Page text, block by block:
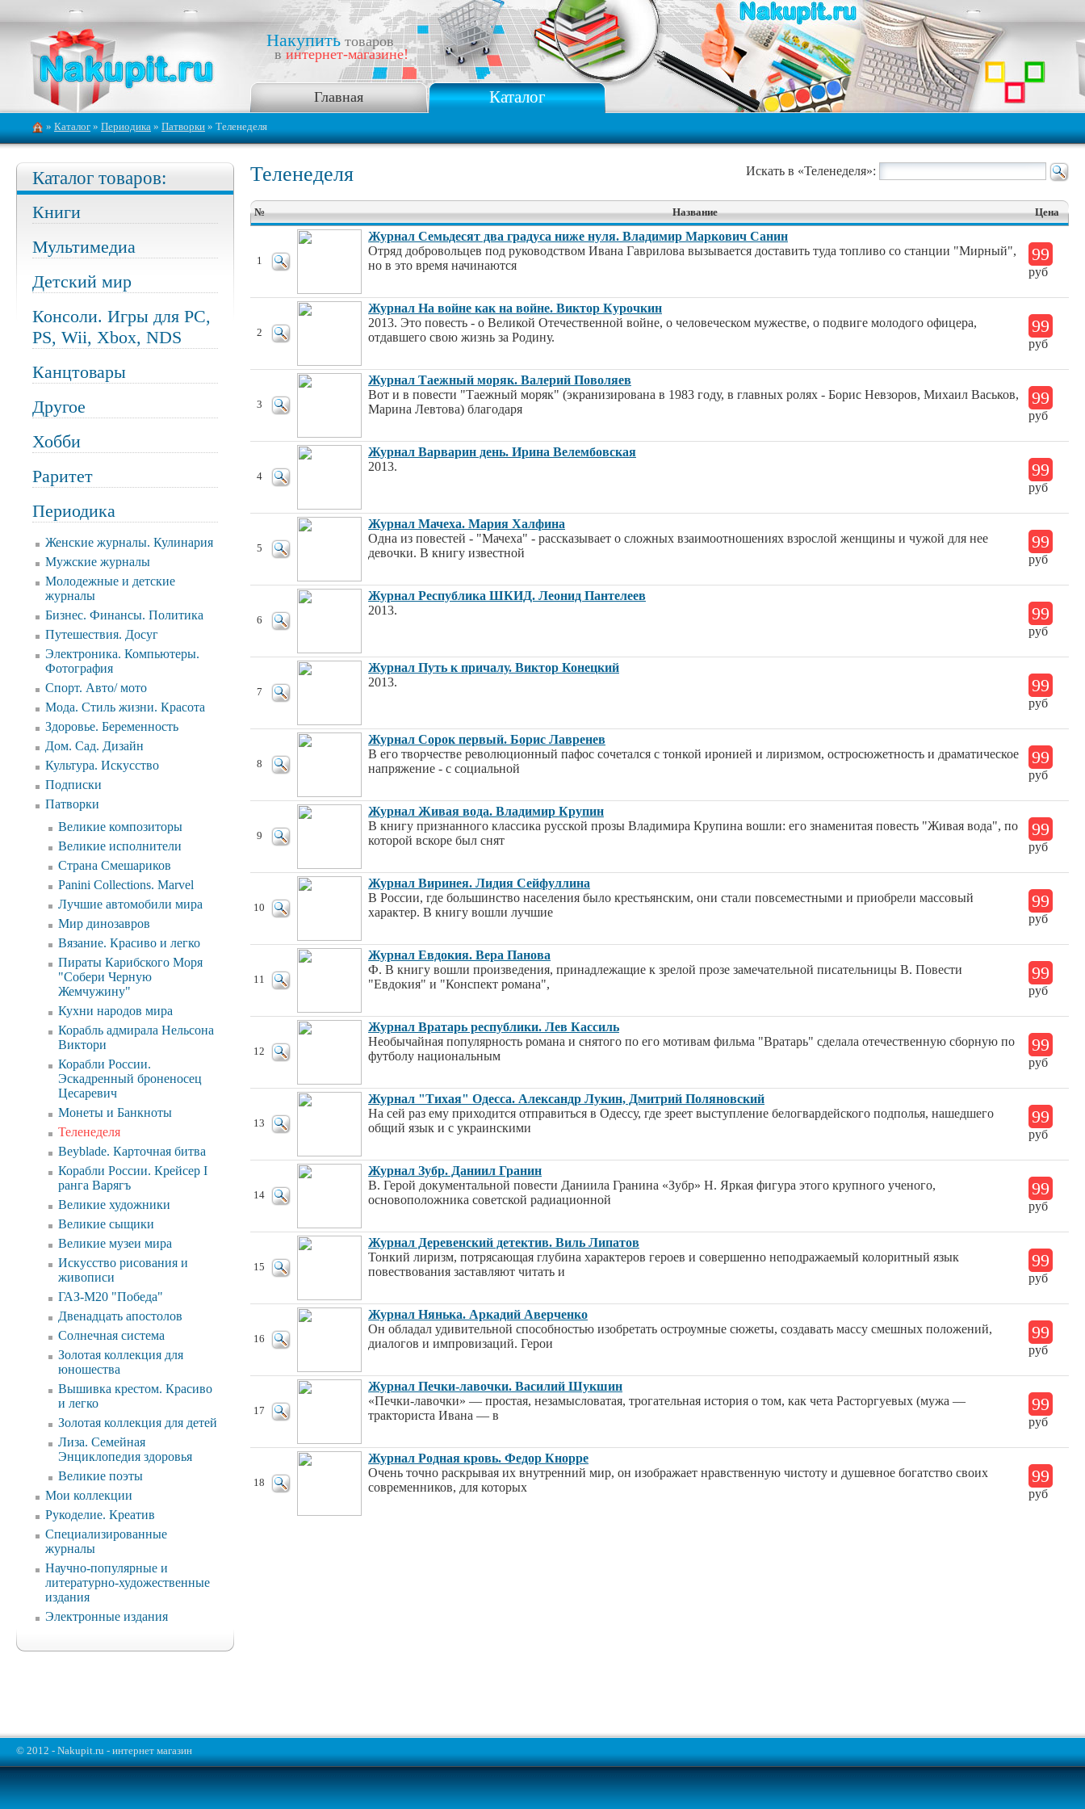
Накупить товаров
в интернет-магазине!
Главная Каталог
» Каталог » Периодика » Патворки » Теленеделя
Каталог товаров:
Книги
Мультимедиа
Детский мир
Консоли. Игры для PC,
PS, Wii, Xbox, NDS
Канцтовары
Другое
Хобби
Раритет
Периодика
Женские журналы. Кулинария
Мужские журналы
Молодежные и детские
журналы
Бизнес. Финансы. Политика
Путешествия. Досуг
Электроника. Компьютеры.
Фотография
Спорт. Авто/ мото
Мода. Стиль жизни. Красота
Здоровье. Беременность
Дом. Сад. Дизайн
Культура. Искусство
Подписки
Патворки
Великие композиторы
Великие исполнители
Страна Смешариков
Panini Collections. Marvel
Лучшие автомобили мира
Мир динозавров
Вязание. Красиво и легко
Пираты Карибского Моря
"Собери Черную
Жемчужину"
Кухни народов мира
Корабль адмирала Нельсона
Виктори
Корабли России.
Эскадренный броненосец
Цесаревич
Монеты и Банкноты
Теленеделя
Beyblade. Карточная битва
Корабли России. Крейсер I
ранга Варягъ
Великие художники
Великие сыщики
Великие музеи мира
Искусcтво рисования и
живописи
ГАЗ-М20 "Победа"
Двенадцать апостолов
Солнечная система
Золотая коллекция для
юношества
Вышивка крестом. Красиво
и легко
Золотая коллекция для детей
Лиза. Семейная
Энциклопедия здоровья
Великие поэты
Мои коллекции
Рукоделие. Креатив
Специализированные
журналы
Научно-популярные и
литературно-художественные
издания
Электронные издания
Искать в «Теленеделя»:
Теленеделя
№ Название Цена
1
Журнал Семьдесят два градуса ниже нуля. Владимир Маркович Санин
Отряд добровольцев под руководством Ивана Гаврилова вызывается доставить туда топливо со станции "Мирный",
но в это время начинаются
99
руб
2
Журнал На войне как на войне. Виктор Курочкин
2013. Это повесть - о Великой Отечественной войне, о человеческом мужестве, о подвиге молодого офицера,
отдавшего свою жизнь за Родину.
99
руб
3
Журнал Таежный моряк. Валерий Поволяев
Вот и в повести "Таежный моряк" (экранизирована в 1983 году, в главных ролях - Борис Невзоров, Михаил Васьков,
Марина Левтова) благодаря
99
руб
4
Журнал Варварин день. Ирина Велембовская
2013.
99
руб
5
Журнал Мачеха. Мария Халфина
Одна из повестей - "Мачеха" - рассказывает о сложных взаимоотношениях взрослой женщины и чужой для нее
девочки. В книгу известной
99
руб
6
Журнал Республика ШКИД. Леонид Пантелеев
2013.
99
руб
7
Журнал Путь к причалу. Виктор Конецкий
2013.
99
руб
8
Журнал Сорок первый. Борис Лавренев
В его творчестве революционный пафос сочетался с тонкой иронией и лиризмом, остросюжетность и драматическое
напряжение - с социальной
99
руб
9
Журнал Живая вода. Владимир Крупин
В книгу признанного классика русской прозы Владимира Крупина вошли: его знаменитая повесть "Живая вода", по
которой вскоре был снят
99
руб
10
Журнал Виринея. Лидия Сейфуллина
В России, где большинство населения было крестьянским, они стали повсеместными и приобрели массовый
характер. В книгу вошли лучшие
99
руб
11
Журнал Евдокия. Вера Панова
Ф. В книгу вошли произведения, принадлежащие к зрелой прозе замечательной писательницы В. Повести
"Евдокия" и "Конспект романа",
99
руб
12
Журнал Вратарь республики. Лев Кассиль
Необычайная популярность романа и снятого по его мотивам фильма "Вратарь" сделала отечественную сборную по
футболу национальным
99
руб
13
Журнал "Тихая" Одесса. Александр Лукин, Дмитрий Поляновский
На сей раз ему приходится отправиться в Одессу, где зреет выступление белогвардейского подполья, нашедшего
общий язык и с украинскими
99
руб
14
Журнал Зубр. Даниил Гранин
В. Герой документальной повести Даниила Гранина «Зубр» Н. Яркая фигура этого крупного ученого,
основоположника советской радиационной
99
руб
15
Журнал Деревенский детектив. Виль Липатов
Тонкий лиризм, потрясающая глубина характеров героев и совершенно неподражаемый колоритный язык
повествования заставляют читать и
99
руб
16
Журнал Нянька. Аркадий Аверченко
Он обладал удивительной способностью изобретать остроумные сюжеты, создавать массу смешных положений,
диалогов и импровизаций. Герои
99
руб
17
Журнал Печки-лавочки. Василий Шукшин
«Печки-лавочки» — простая, незамысловатая, трогательная история о том, как чета Расторгуевых (мужа —
тракториста Ивана — в
99
руб
18
Журнал Родная кровь. Федор Кнорре
Очень точно раскрывая их внутренний мир, он изображает нравственную чистоту и душевное богатство своих
современников, для которых
99
руб
© 2012 - Nakupit.ru - интернет магазин